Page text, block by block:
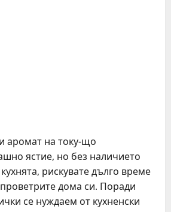
аромат на току-що
ястие, но без наличието
рискувате дълго време
дома си. Поради
се нуждаем от кухненски